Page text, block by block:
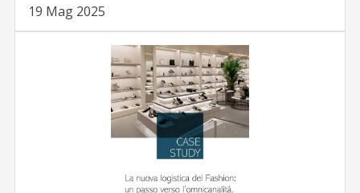
19 Mag 2025